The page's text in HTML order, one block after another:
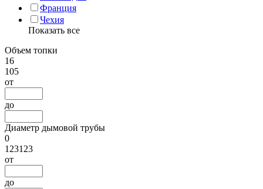
Франция
Чехия
Показать все
Объем топки
16
105
от
до
Диаметр дымовой трубы
0
123123
от
до